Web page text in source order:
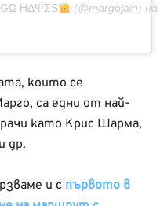
HΔΨΣS (@margojain) на
които се
са едни от най-
като Крис Шарма,
др.
и с първото в